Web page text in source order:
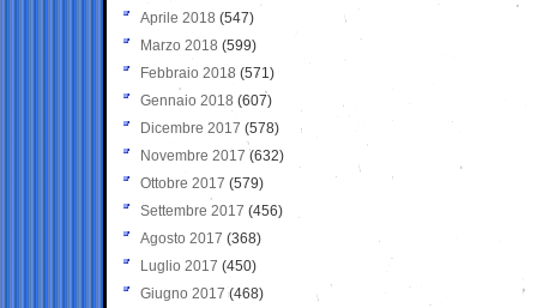
Aprile 2018 (547)
Marzo 2018 (599)
Febbraio 2018 (571)
Gennaio 2018 (607)
Dicembre 2017 (578)
Novembre 2017 (632)
Ottobre 2017 (579)
Settembre 2017 (456)
Agosto 2017 (368)
Luglio 2017 (450)
Giugno 2017 (468)